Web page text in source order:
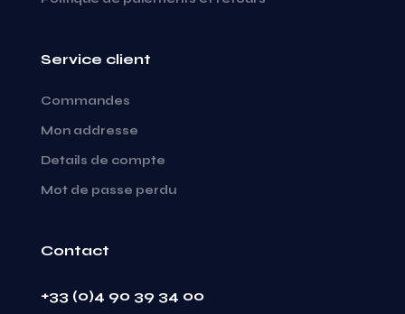
Service client
Commandes
Mon addresse
Details de compte
Mot de passe perdu
Contact
+33 (0)4 90 39 34 00